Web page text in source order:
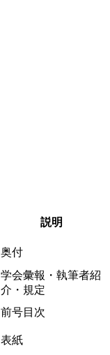
説明
奥付
学会彙報・執筆者紹
介・規定
前号目次
表紙